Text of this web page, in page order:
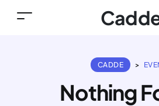
Nothing
CADDE >